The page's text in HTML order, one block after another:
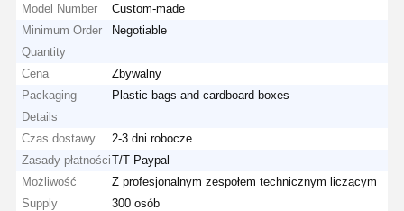
Model Number
Custom-made
Minimum Order
Quantity
Negotiable
Cena
Zbywalny
Packaging
Details
Plastic bags and cardboard boxes
Czas dostawy
2-3 dni robocze
Zasady płatnościT/T Paypal
Możliwość
Supply
Z profesjonalnym zespołem technicznym liczącym
300 osób